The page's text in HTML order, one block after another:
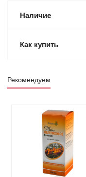
Наличие
Как купить
Рекомендуем